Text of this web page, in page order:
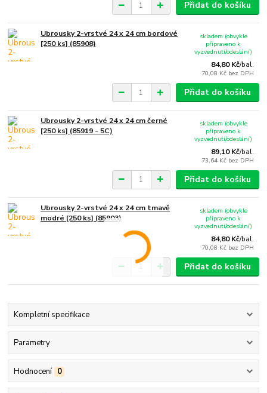
Přidat do košíku
Ubrousky 2-vrstvé 24 x 24 cm bordové
[250 ks] (85908)
84,80 Kč/bal.
70,08 Kč bez DPH
skladem (obvykle
připraveno k
vyzvednutí/odeslání)
Přidat do košíku
Ubrousky 2-vrstvé 24 x 24 cm černé
[250 ks] (85919 - 5C)
89,10 Kč/bal.
73,64 Kč bez DPH
skladem (obvykle
připraveno k
vyzvednutí/odeslání)
Přidat do košíku
Ubrousky 2-vrstvé 24 x 24 cm tmavě
modré [250 ks] (85903)
84,80 Kč/bal.
70,08 Kč bez DPH
skladem (obvykle
připraveno k
vyzvednutí/odeslání)
Přidat do košíku
Kompletní specifikace
Parametry
Hodnocení 0